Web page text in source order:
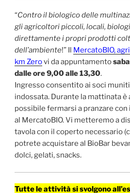
“Contro il biologico delle
gli agricoltori piccoli, locali,
direttamente i propri prodotti
dell’ambiente!” Il MercatoBIO,
km Zerovi da appuntamento
dalle ore 9,00 alle 13,30.
Ingresso consentito ai soci
indossata. Durante la mattinata è
possibile fermarsi a pranzare
al MercatoBIO. Vi metteremo a
tavola con il coperto necessario
potrete acquistare al BioBar
dolci, gelati, snacks.
Tutte le attività si svolgono